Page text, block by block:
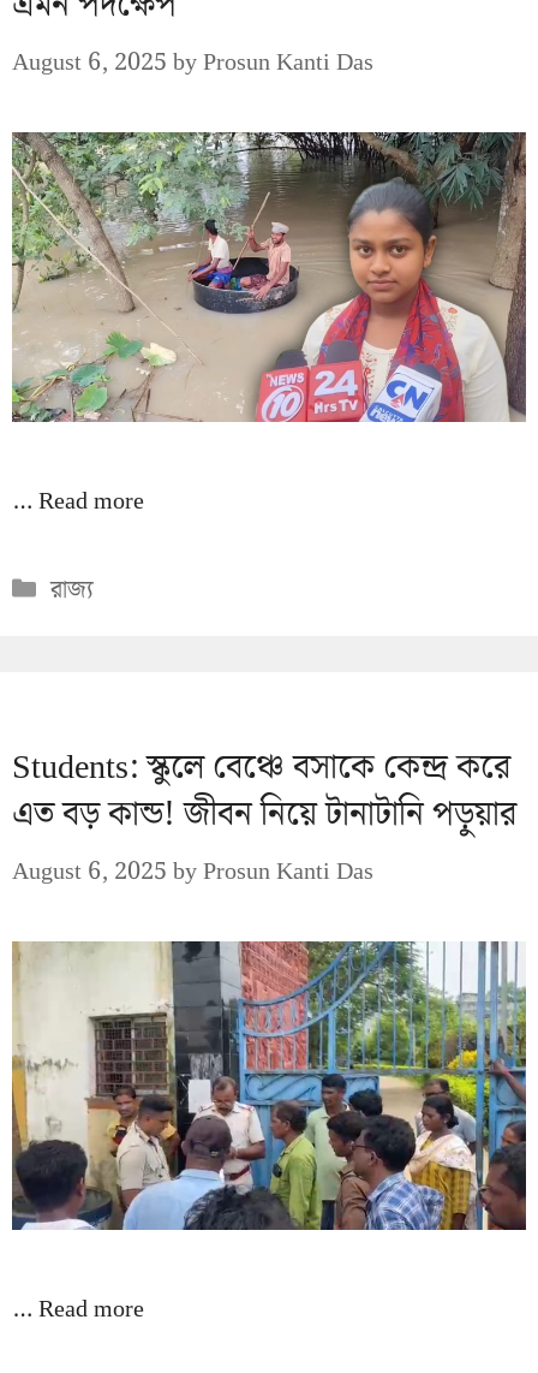
August 6, 2025byProsun Kanti Das
…Read more
Categories
রাজ্য
Students: স্কুলে বেঞ্চে বসাকে কেন্দ্র করে
এত বড় কান্ড! জীবন নিয়ে টানাটানি পড়ুয়ার
August 6, 2025byProsun Kanti Das
…Read more